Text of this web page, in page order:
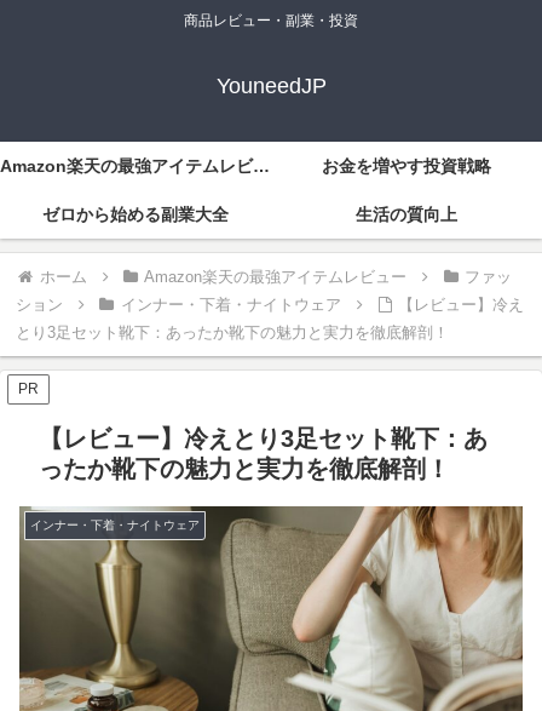
商品レビュー・副業・投資
YouneedJP
Amazon楽天の最強アイテムレビュー お金を増やす投資戦略
ゼロから始める副業大全 生活の質向上
ホーム Amazon楽天の最強アイテムレビュー
ファッ
ション
インナー・下着・ナイトウェア
【レビュー】冷え
とり3足セット靴下：あったか靴下の魅力と実力を徹底解剖！
PR
【レビュー】冷えとり3足セット靴下：あ
ったか靴下の魅力と実力を徹底解剖！
インナー・下着・ナイトウェア